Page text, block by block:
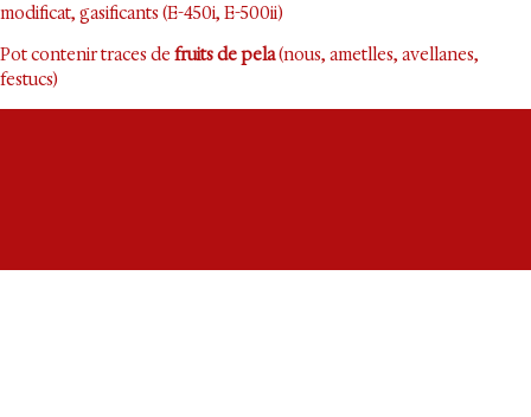
modificat, gasificants (E-450i, E-500ii)
Pot contenir traces de fruits de pela(nous, ametlles, avellanes,
festucs)